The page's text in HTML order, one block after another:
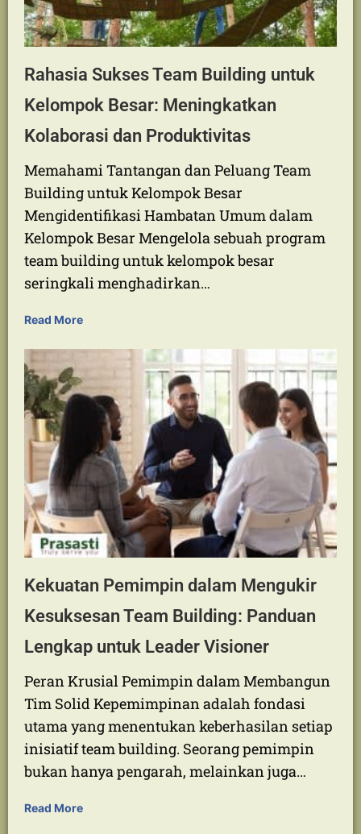
Rahasia Sukses Team Building untuk
Kelompok Besar: Meningkatkan
Kolaborasi dan Produktivitas
Memahami Tantangan dan Peluang Team
Building untuk Kelompok Besar
Kelompok Besar Mengelola sebuah program
team building untuk kelompok besar
seringkali menghadirkan…
Read More
Kekuatan Pemimpin dalam Mengukir
Kesuksesan Team Building: Panduan
Lengkap untuk Leader Visioner
Peran Krusial Pemimpin dalam Membangun